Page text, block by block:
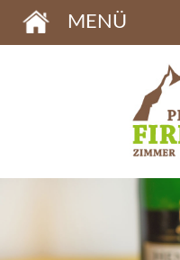
MENÜ